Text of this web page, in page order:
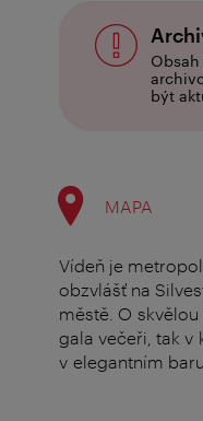
být
MAPA
Vídeň je
obzvlášť na
městě. O
gala večeři, tak v
v elegantním baru.